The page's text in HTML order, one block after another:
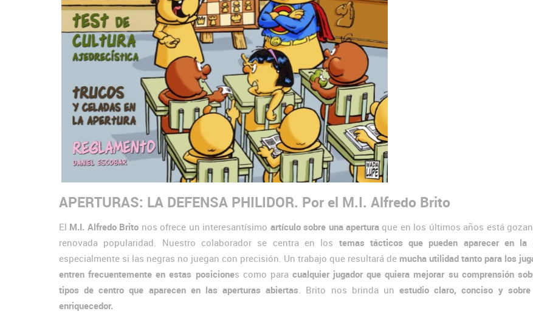
APERTURAS: LA DEFENSA PHILIDOR. Por el M.I. Alfredo Brito
El M.I. Alfredo Brito nos ofrece un interesantísimo artículo sobre una aperturaque en los últimos años está
renovada popularidad. Nuestro colaborador se centra en los temas tácticos que pueden aparecer en
especialmente si las negras no juegan con precisión. Un trabajo que resultará de mucha utilidad tanto para los
entren frecuentemente en estas posiciones como para cualquier jugador que quiera mejorar su comprensión
tipos de centro que aparecen en las aperturas abiertas . Brito nos brinda unestudio claro, conciso y
enriquecedor.